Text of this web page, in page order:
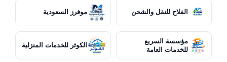
الفلاح للنقل والشحن موفرز السعودية
مؤسسة السريع
للخدمات العامة
الكوثر للخدمات المنزلية